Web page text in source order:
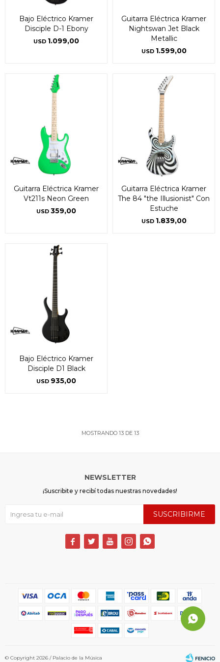
Bajo Eléctrico Kramer
Disciple D-1 Ebony
USD 1.099,00
Guitarra Eléctrica Kramer
Nightswan Jet Black
Metallic
USD 1.599,00
Guitarra Eléctrica Kramer
Vt211s Neon Green
USD 359,00
Guitarra Eléctrica Kramer
The 84 "the Illusionist" Con
Estuche
USD 1.839,00
Bajo Eléctrico Kramer
Disciple D1 Black
USD 935,00
MOSTRANDO 13DE 13
NEWSLETTER
¡Suscribite y recibí todas nuestras novedades!
SUSCRIBIRME
    
© Copyright 2026 / Palacio de la Música